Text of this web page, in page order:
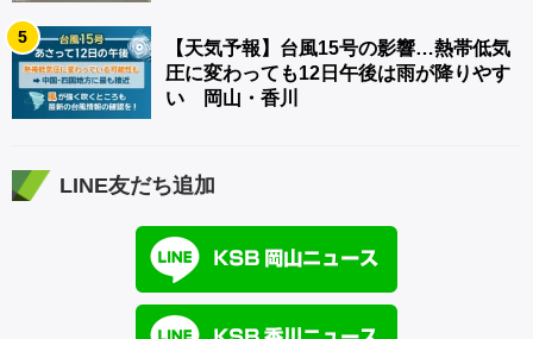
5
【天気予報】台風15号の影響…熱帯低気
圧に変わっても12日午後は雨が降りやす
い 岡山・香川
LINE友だち追加